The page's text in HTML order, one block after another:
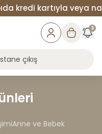
kredi kartıyla veya
3
Anne ve Bebek